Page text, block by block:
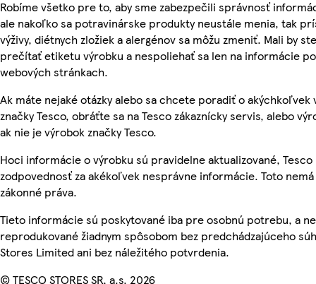
Robíme všetko pre to, aby sme zabezpečili správnosť
ale nakoľko sa potravinárske produkty neustále menia, tak
výživy, diétnych zložiek a alergénov sa môžu zmeniť. Mali by
prečítať etiketu výrobku a nespoliehať sa len na informácie
webových stránkach.
Ak máte nejaké otázky alebo sa chcete poradiť o akýchkoľvek
značky Tesco, obráťte sa na Tesco zákaznícky servis, alebo
ak nie je výrobok značky Tesco.
Hoci informácie o výrobku sú pravidelne aktualizované, Tesco
zodpovednosť za akékoľvek nesprávne informácie. Toto nemá
zákonné práva.
Tieto informácie sú poskytované iba pre osobnú potrebu, a
reprodukované žiadnym spôsobom bez predchádzajúceho
Stores Limited ani bez náležitého potvrdenia.
© TESCO STORES SR, a.s. 2026